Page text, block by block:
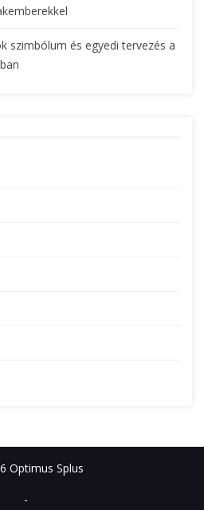
szimbólum és egyedi tervezés a
Optimus Splus
-